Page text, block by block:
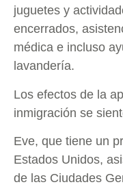
juguetes y
encerrados,
médica e incluso
lavandería.
Los efectos de la
inmigración se
Eve, que tiene un
Estados Unidos,
de las Ciudades